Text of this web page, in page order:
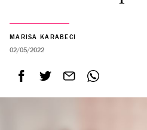
MARISA KARABECI
02/05/2022